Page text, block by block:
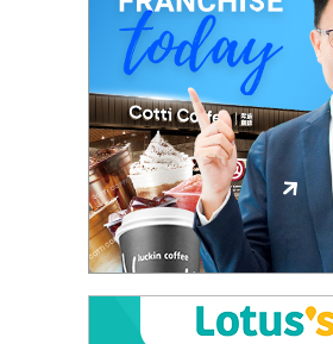
ปรึกษา
การ
ลงทุน
และ
ขยาย